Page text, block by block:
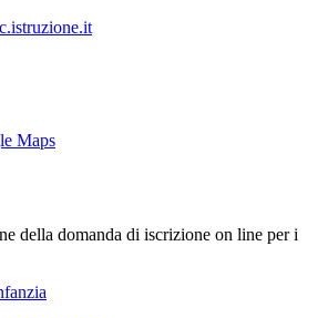
Maps
della domanda di iscrizione on line per i